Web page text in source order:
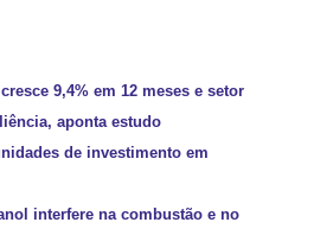
9,4% em 12 meses e setor
aponta estudo
de investimento em
interfere na combustão e no